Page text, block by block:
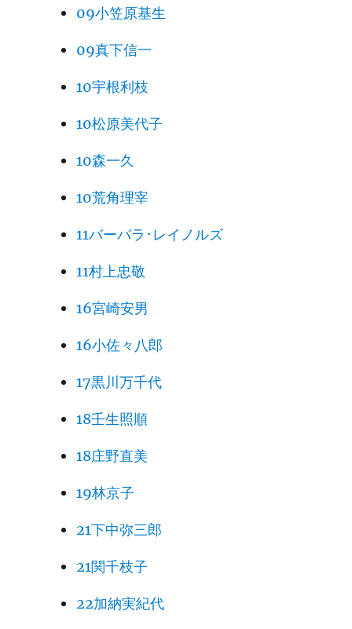
09小笠原基生
09真下信一
10宇根利枝
10松原美代子
10森一久
10荒角理宰
11バーバラ･レイノルズ
11村上忠敬
16宮崎安男
16小佐々八郎
17黒川万千代
18壬生照順
18庄野直美
19林京子
21下中弥三郎
21関千枝子
22加納実紀代